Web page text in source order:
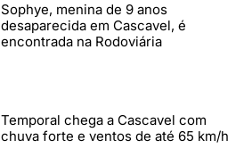
Sophye, menina de 9 anos
desaparecida em Cascavel, é
encontrada na Rodoviária
Temporal chega a Cascavel com
chuva forte e ventos de até 65 km/h